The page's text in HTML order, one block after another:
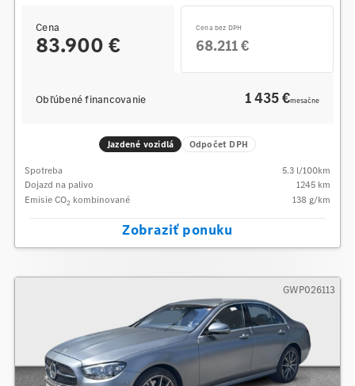
Cena
83.900 €
Cena bez DPH
68.211 €
Obľúbené financovanie 1 435 €mesačne
Jazdené vozidlá Odpočet DPH
Spotreba 5.3 l/100km
Dojazd na palivo
1245 km
Emisie CO2 kombinované 138 g/km
Zobraziť ponuku
GWP026113